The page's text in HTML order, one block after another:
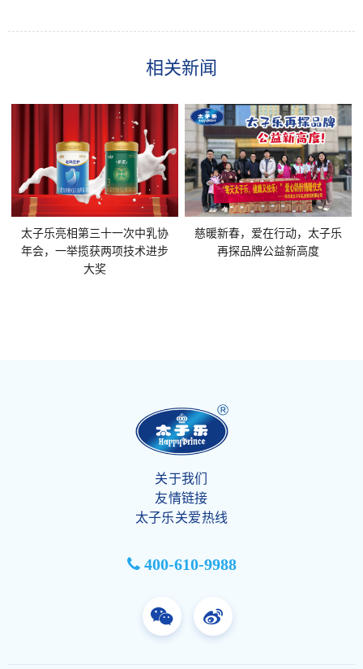
相关新闻
太子乐亮相第三十一次中乳协
年会，一举揽获两项技术进步
大奖
慈暖新春，爱在行动，太子乐
再探品牌公益新高度
关于我们
友情链接
太子乐关爱热线
400-610-9988